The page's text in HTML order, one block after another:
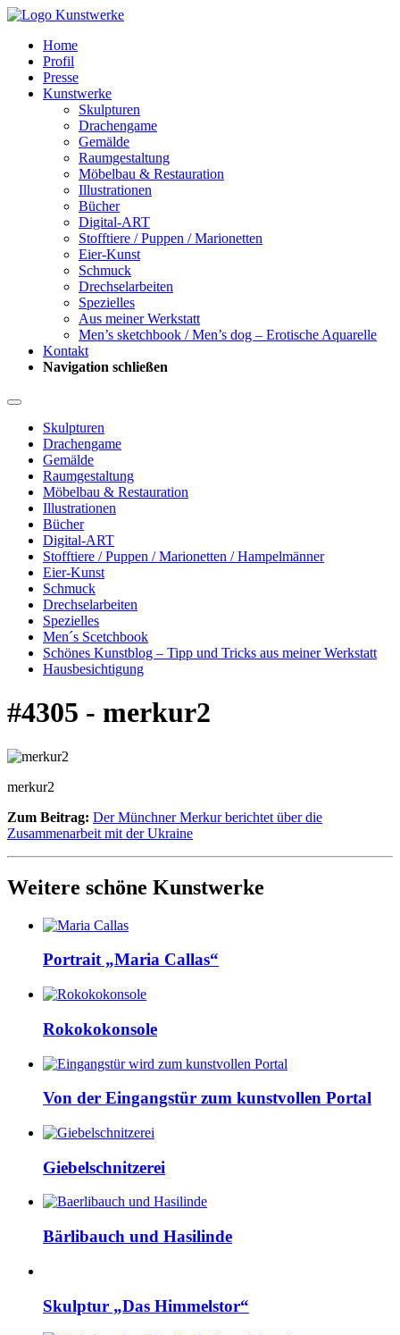
Home
Profil
Presse
Kunstwerke
Skulpturen
Drachengame
Gemälde
Raumgestaltung
Möbelbau & Restauration
Illustrationen
Bücher
Digital-ART
Stofftiere / Puppen / Marionetten
Eier-Kunst
Schmuck
Drechselarbeiten
Spezielles
Aus meiner Werkstatt
Men’s sketchbook / Men’s dog – Erotische Aquarelle
Kontakt
Navigation schließen
Skulpturen
Drachengame
Gemälde
Raumgestaltung
Möbelbau & Restauration
Illustrationen
Bücher
Digital-ART
Stofftiere / Puppen / Marionetten / Hampelmänner
Eier-Kunst
Schmuck
Drechselarbeiten
Spezielles
Men´s Scetchbook
Schönes Kunstblog – Tipp und Tricks aus meiner Werkstatt
Hausbesichtigung
#4305 - merkur2
merkur2
Zum Beitrag: Der Münchner Merkur berichtet über die
Zusammenarbeit mit der Ukraine
Weitere schöne Kunstwerke
Portrait „Maria Callas“
Rokokokonsole
Von der Eingangstür zum kunstvollen Portal
Giebelschnitzerei
Bärlibauch und Hasilinde
Skulptur „Das Himmelstor“